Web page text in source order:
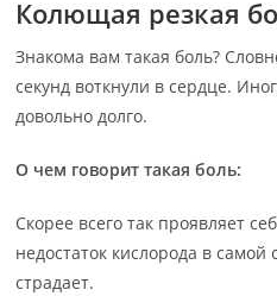
Колющая резкая
Знакома вам такая боль?
секунд воткнули в сердце.
довольно долго.
О чем говорит такая боль:
Скорее всего так проявляет
недостаток кислорода в
страдает.